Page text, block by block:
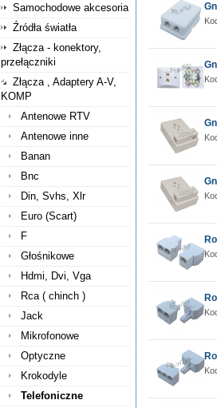
Samochodowe akcesoria
Źródła światła
Złącza - konektory,
przełączniki
Złącza , Adaptery A-V,
KOMP
Antenowe RTV
Antenowe inne
Banan
Bnc
Din, Svhs, Xlr
Euro (Scart)
F
Głośnikowe
Hdmi, Dvi, Vga
Rca ( chinch )
Jack
Mikrofonowe
Optyczne
Krokodyle
Telefoniczne